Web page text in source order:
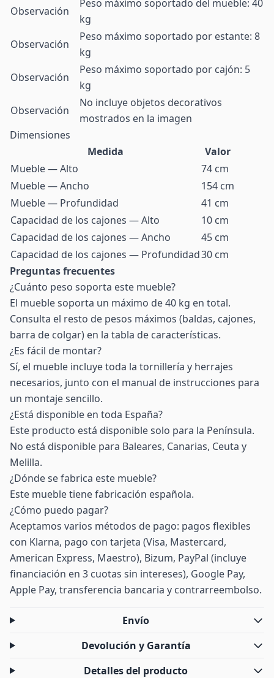
Observación
Peso máximo soportado del mueble: 40
kg
Observación
Peso máximo soportado por estante: 8
kg
Observación
Peso máximo soportado por cajón: 5
kg
Observación
No incluye objetos decorativos
mostrados en la imagen
Dimensiones
Medida
Valor
Mueble — Alto
74 cm
Mueble — Ancho
154 cm
Mueble — Profundidad
41 cm
Capacidad de los cajones — Alto
10 cm
Capacidad de los cajones — Ancho
45 cm
Capacidad de los cajones — Profundidad30 cm
Preguntas frecuentes
¿Cuánto peso soporta este mueble?
El mueble soporta un máximo de 40 kg en total.
Consulta el resto de pesos máximos (baldas, cajones,
barra de colgar) en la tabla de características.
¿Es fácil de montar?
Sí, el mueble incluye toda la tornillería y herrajes
necesarios, junto con el manual de instrucciones para
un montaje sencillo.
¿Está disponible en toda España?
Este producto está disponible solo para la Península.
No está disponible para Baleares, Canarias, Ceuta y
Melilla.
¿Dónde se fabrica este mueble?
Este mueble tiene fabricación española.
¿Cómo puedo pagar?
Aceptamos varios métodos de pago: pagos flexibles
con Klarna, pago con tarjeta (Visa, Mastercard,
American Express, Maestro), Bizum, PayPal (incluye
financiación en 3 cuotas sin intereses), Google Pay,
Apple Pay, transferencia bancaria y contrarreembolso.
Envío
Devolución y Garantía
Detalles del producto